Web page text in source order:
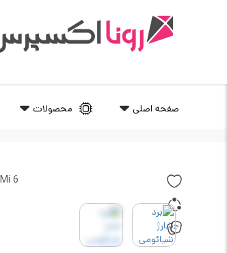
صفحه اصلی محصولات